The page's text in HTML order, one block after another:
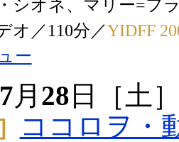
シオネ、マリー=フ
オ／110分／YIDFF
ー
7月 28 日［土
ココロヲ・